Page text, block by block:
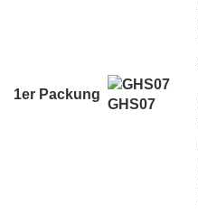
1er Packung
GHS07